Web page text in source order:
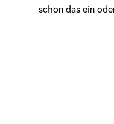
schon das ein